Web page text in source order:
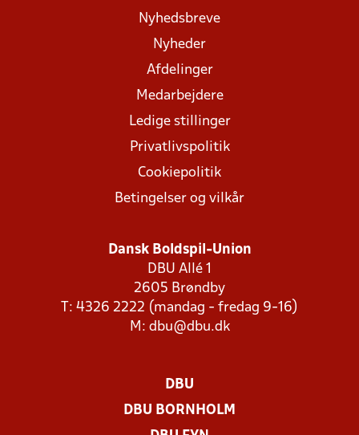
Nyhedsbreve
Nyheder
Afdelinger
Medarbejdere
Ledige stillinger
Privatlivspolitik
Cookiepolitik
Betingelser og vilkår
Dansk Boldspil-Union
DBU Allé 1
2605 Brøndby
T: 4326 2222 (mandag - fredag 9-16)
M: dbu@dbu.dk
DBU
DBU BORNHOLM